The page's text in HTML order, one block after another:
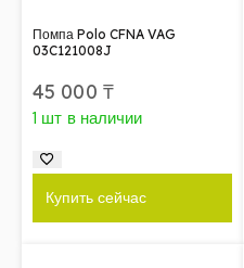
Помпа Polo CFNA VAG
03C121008J
45 000 ₸
1 шт в наличии
Купить сейчас